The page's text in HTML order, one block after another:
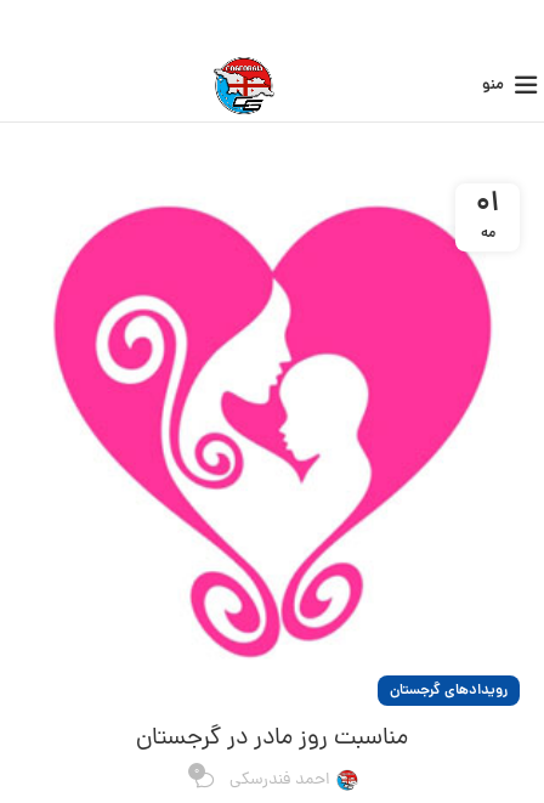
منو
01
مه
رویدادهای گرجستان
مناسبت روز مادر در گرجستان
احمد فندرسکی 0